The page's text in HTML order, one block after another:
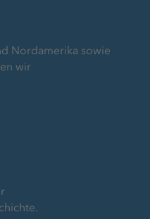
Nordamerika sowie
wir